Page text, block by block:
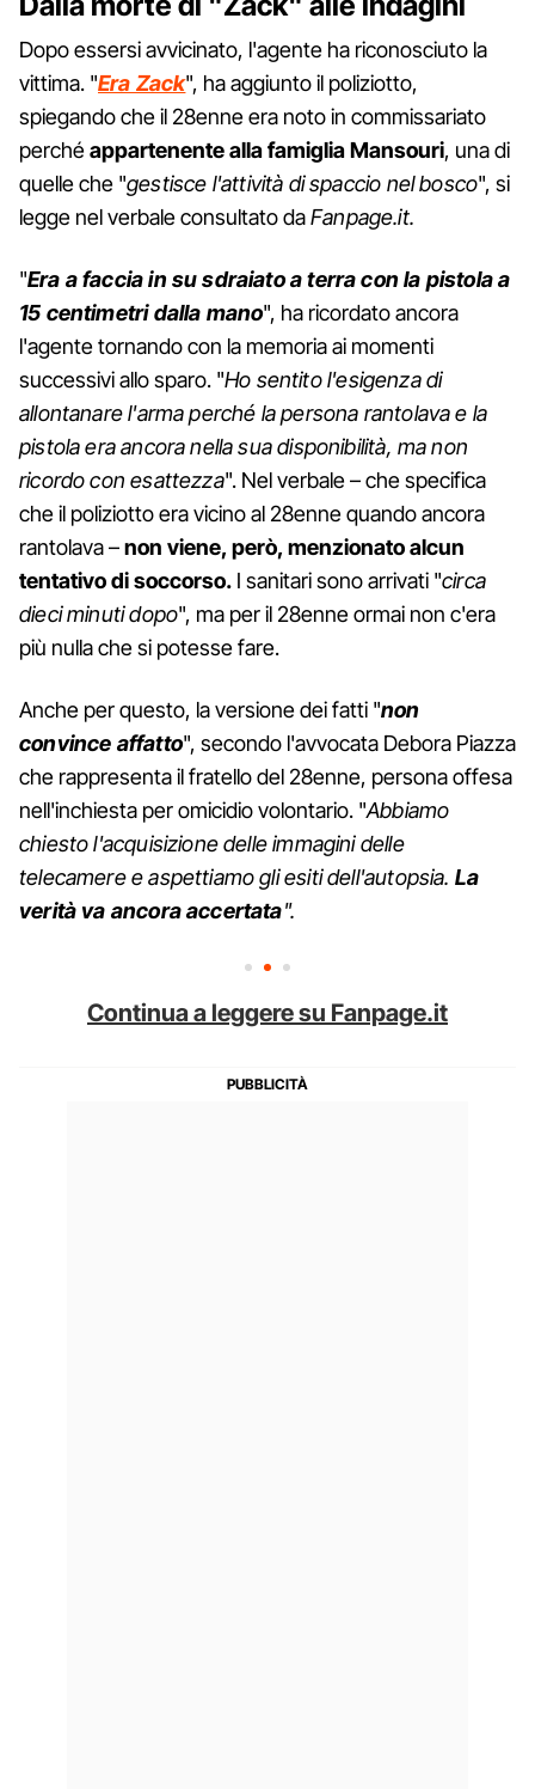
Dopo essersi avvicinato, l'agente ha riconosciuto la
vittima. "Era Zack", ha aggiunto il poliziotto,
spiegando che il 28enne era noto in commissariato
perchéappartenente alla famiglia Mansouri, una di
quelle che "gestisce l'attività di spaccio nel bosco", si
legge nel verbale consultato daFanpage.it.
"Era a faccia in su sdraiato a terra con la pistola a
15 centimetri dalla mano", ha ricordato ancora
l'agente tornando con la memoria ai momenti
successivi allo sparo. "Ho sentito l'esigenza di
allontanare l'arma perché la persona rantolava e la
pistola era ancora nella sua disponibilità, ma non
ricordo con esattezza". Nel verbale – che specifica
che il poliziotto era vicino al 28enne quando ancora
rantolava –non viene, però, menzionato alcun
tentativo di soccorso. I sanitari sono arrivati "circa
dieci minuti dopo", ma per il 28enne ormai non c'era
più nulla che si potesse fare.
Anche per questo, la versione dei fatti "non
convince affatto", secondo l'avvocata Debora Piazza
che rappresenta il fratello del 28enne, persona offesa
nell'inchiesta per omicidio volontario. "Abbiamo
chiesto l'acquisizione delle immagini delle
telecamere e aspettiamo gli esiti dell'autopsia. La
verità va ancora accertata".
Continua a leggere su Fanpage.it